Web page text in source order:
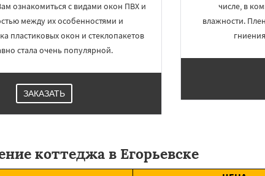
ознакомиться с видами окон ПВХ и
между их особенностями и
пластиковых окон и стеклопакетов
стала очень популярной.
ЗАКАЗАТЬ
числе, в
влажности.
коттеджа в Егорьевске